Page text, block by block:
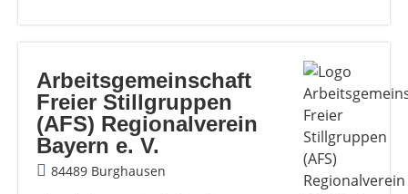
Arbeitsgemeinschaft
Freier Stillgruppen
(AFS) Regionalverein
Bayern e. V.
84489 Burghausen